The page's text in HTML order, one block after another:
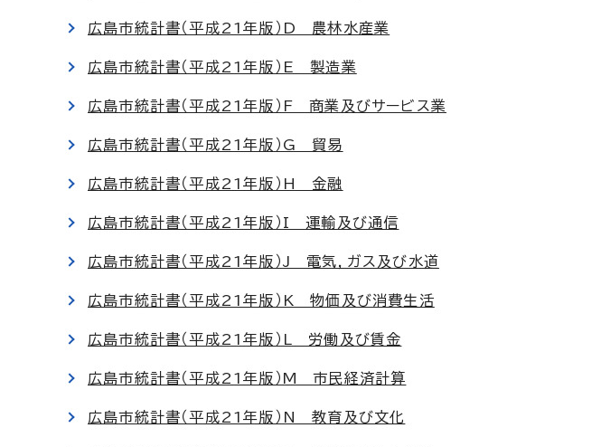
広島市統計書（平成21年版）D 農林水産業
広島市統計書（平成21年版）E 製造業
広島市統計書（平成21年版）F 商業及びサービス業
広島市統計書（平成21年版）G 貿易
広島市統計書（平成21年版）H 金融
広島市統計書（平成21年版）I 運輸及び通信
広島市統計書（平成21年版）J 電気，ガス及び水道
広島市統計書（平成21年版）K 物価及び消費生活
広島市統計書（平成21年版）L 労働及び賃金
広島市統計書（平成21年版）M 市民経済計算
広島市統計書（平成21年版）N 教育及び文化